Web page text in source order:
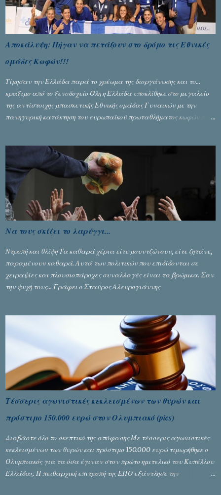
Αποκάλυψη: Πήγαν να πετάξουν στο δρόμο τις Εθνικές
ομάδες Κωφών!!!
Τίμησαν την Ελλάδα παρά το χρέωμα της διοργάνωσης και το...
κράξιμο από το ξενοδοχείο Όλη η Ελλάδα υποκλίθηκε στο μεγαλείο
της αντίστοιχης μπασκετικής Εθνικής ομάδας Γυναικών με την
πανηγυρική κατάκτηση του ευρωπαϊκού πρωταθλήματος κωφών που
Ζέρβα με την πορεία τους που ολοκληρώθηκε με τη νίκη τους στον
τελικό επί της Λιθουανίας, υπάρχουν και τα δυσάρεστα. Τα πολύ
δυσάρεστα...
Να τους σκίζει το λαρύγγι...
Ντροπή και θλίψη Τα καθαρά χέρια είτε μουντζώνουν, είτε ζητάνε,
παραμένουν καθαρά. Αυτά των πολιτικών που επιδίδονται σε
χειραψίες και πλουσιοπάροχες συναλλαγές είναι τα βρώμικα. Σαν
την ψυχή τους... Γράφει ο Σταύρος Αλευρογιάννης
Τέσσερις αγωνιστικές κεκλεισμένων των θυρών και
πρόστιμο 150.000 ευρώ στον Ολυμπιακό (pics)
Διαβάστε όλο το σκεπτικό της απόφασης Με τέσσερις αγωνιστικές
κεκλεισμένων των θυρών και πρόστιμο 150.000 ευρώ τιμωρήθηκε ο
Ολυμπιακός για τα όσα έγιναν στον πρώτο ημιτελικό του Κυπέλλου
Ελλάδας. Η πειθαρχική επιτροπή της ΕΠΟ εξάντλησε την